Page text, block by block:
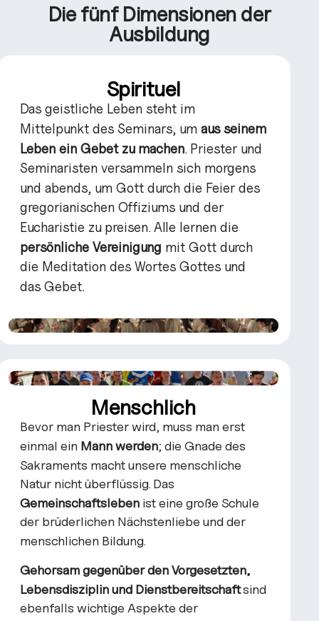
Die fünf Dimensionen der
Ausbildung
Spirituel
Das geistliche Leben steht im
Mittelpunkt des Seminars, umaus seinem
Leben ein Gebet zu machen . Priester und
Seminaristen versammeln sich morgens
und abends, um Gott durch die Feier des
gregorianischen Offiziums und der
Eucharistie zu preisen. Alle lernen die
persönliche Vereinigung mit Gott durch
die Meditation des Wortes Gottes und
das Gebet.
Menschlich
Bevor man Priester wird, muss man erst
einmal ein Mann werden; die Gnade des
Sakraments macht unsere menschliche
Natur nicht überflüssig. Das
Gemeinschaftsleben ist eine große Schule
der brüderlichen Nächstenliebe und der
menschlichen Bildung.
Gehorsam gegenüber den Vorgesetzten,
Lebensdisziplin und Dienstbereitschaftsind
ebenfalls wichtige Aspekte der